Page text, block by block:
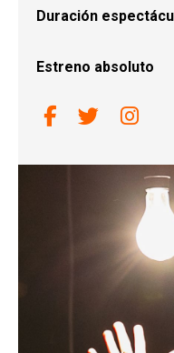
Duración
Estreno absoluto
Link aLink a